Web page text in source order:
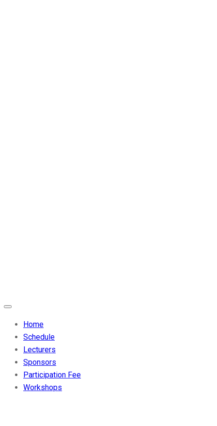
Home
Schedule
Lecturers
Sponsors
Participation Fee
Workshops